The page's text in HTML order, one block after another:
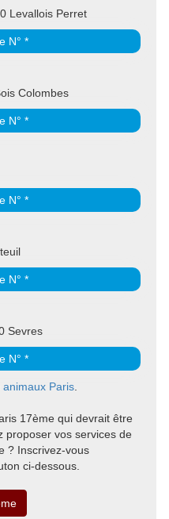
Levallois Perret
N° *
Colombes
N° *
N° *
N° *
Sevres
N° *
animaux Paris
17ème qui devrait être
proposer vos services de
? Inscrivez-vous
ci-dessous.